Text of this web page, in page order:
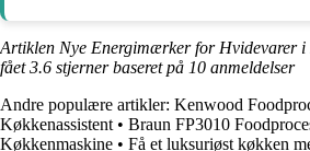
Artiklen Nye Energimærker for Hvidevarer i
fået3.6 stjerner baseret på 10 anmeldelser
Andre populære artikler: Kenwood
Køkkenassistent • Braun FP3010
Køkkenmaskine • Få et luksuriøst køkken